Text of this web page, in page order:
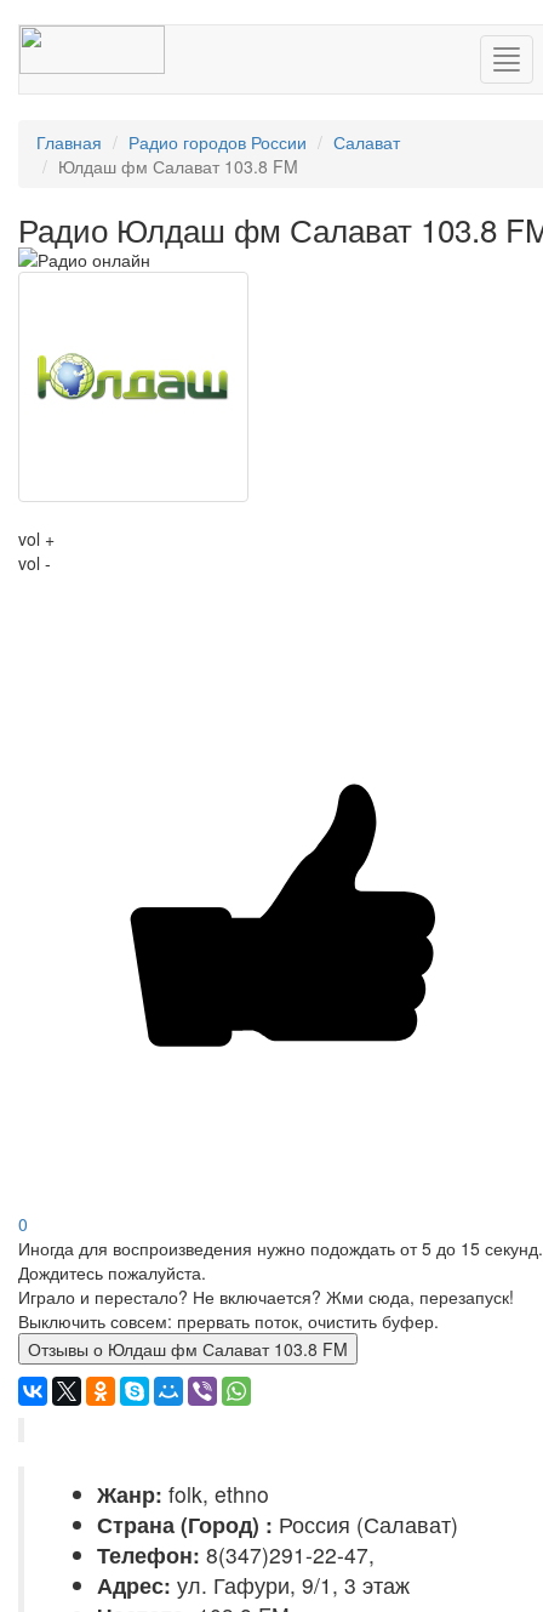
Главная Радио городов России
Салават
Юлдаш фм Салават 103.8 FM
Радио Юлдаш фм Салават 103.8
vol +
vol -
0
Иногда для воспроизведения нужно подождать от 5 до 15 секунд.
Дождитесь пожалуйста.
Играло и перестало? Не включается? Жми сюда, перезапуск!
Выключить совсем: прервать поток, очистить буфер.
Отзывы о Юлдаш фм Салават 103.8 FM
Жанр: folk, ethno
Страна (Город) : Россия (Салават)
Телефон: 8(347)291-22-47,
Адрес: ул. Гафури, 9/1, 3 этаж